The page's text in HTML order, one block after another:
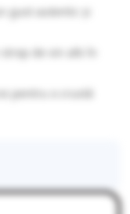
autentic și
de vin alb în
pentru o crustă